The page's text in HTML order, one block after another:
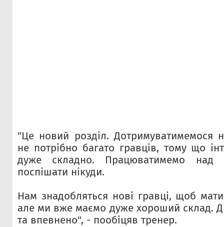
"Це новий розділ. Дотримуватимемося
не потрібно багато гравців, тому що
дуже складно. Працюватимемо над
поспішати нікуди.
Нам знадобляться нові гравці, щоб
але ми вже маємо дуже хороший склад.
та впевнено", - пообіцяв тренер.